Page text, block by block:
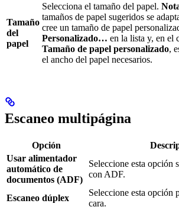
Tamaño
del
papel
Selecciona el tamaño del papel.
tamaños de papel sugeridos se
cree un tamaño de papel
Personalizado… en la lista y, en el
Tamaño de papel personalizado,
el ancho del papel necesarios.
Escaneo multipágina
Opción
Usar alimentador
automático de
documentos (ADF)
Seleccione esta opción
con ADF.
Escaneo dúplex
Seleccione esta opción
cara.